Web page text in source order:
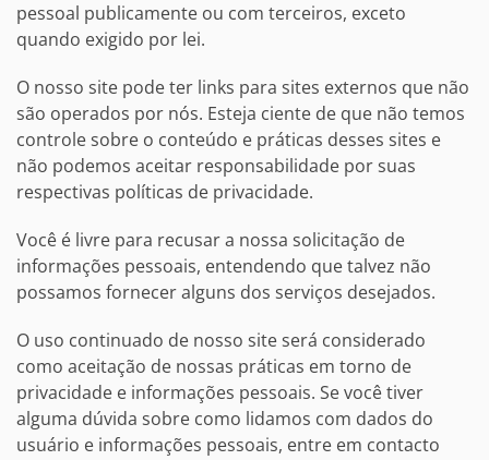
pessoal publicamente ou com terceiros, exceto
quando exigido por lei.
O nosso site pode ter links para sites externos que não
são operados por nós. Esteja ciente de que não temos
controle sobre o conteúdo e práticas desses sites e
não podemos aceitar responsabilidade por suas
respectivas políticas de privacidade.
Você é livre para recusar a nossa solicitação de
informações pessoais, entendendo que talvez não
possamos fornecer alguns dos serviços desejados.
O uso continuado de nosso site será considerado
como aceitação de nossas práticas em torno de
privacidade e informações pessoais. Se você tiver
alguma dúvida sobre como lidamos com dados do
usuário e informações pessoais, entre em contacto